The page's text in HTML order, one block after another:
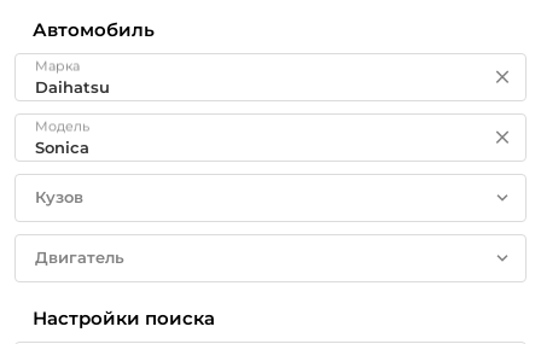
Автомобиль
Марка
Модель
Кузов
Двигатель
Настройки поиска